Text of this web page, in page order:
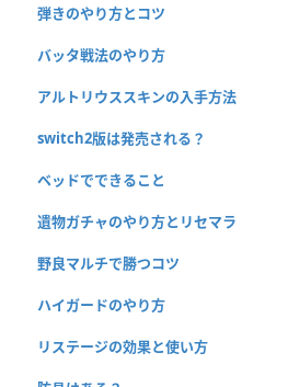
弾きのやり方とコツ
バッタ戦法のやり方
アルトリウススキンの入手方法
switch2版は発売される？
ベッドでできること
遺物ガチャのやり方とリセマラ
野良マルチで勝つコツ
ハイガードのやり方
リステージの効果と使い方